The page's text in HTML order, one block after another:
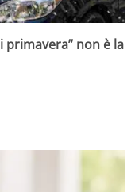
primavera” non è la